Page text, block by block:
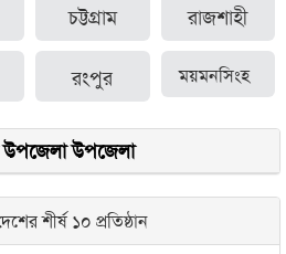
চট্টগ্রাম রাজশাহী
রংপুর ময়মনসিংহ
উপজেলা
শীর্ষ ১০ প্রতিষ্ঠান